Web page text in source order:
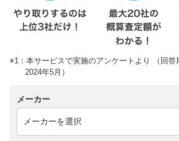
※1：本サービスで実施のアンケートより （回答
2024年5月）
メーカー